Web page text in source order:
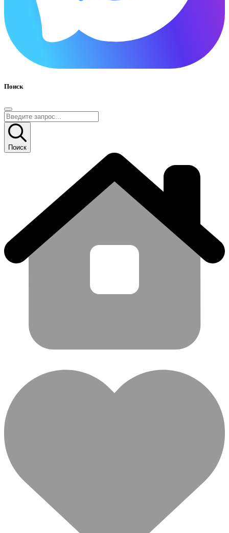
Поиск
Поиск